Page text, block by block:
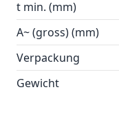
t min. (mm)
A~ (gross) (mm)
Verpackung
Gewicht